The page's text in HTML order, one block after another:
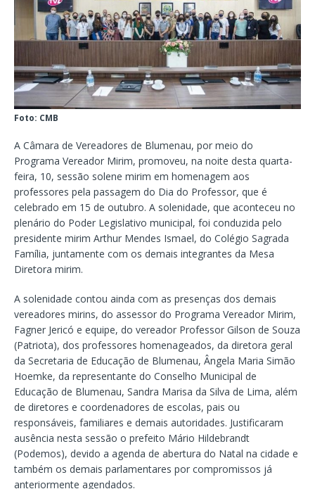
Foto: CMB
A Câmara de Vereadores de Blumenau, por meio do
Programa Vereador Mirim, promoveu, na noite desta quarta-
feira, 10, sessão solene mirim em homenagem aos
professores pela passagem do Dia do Professor, que é
celebrado em 15 de outubro. A solenidade, que aconteceu no
plenário do Poder Legislativo municipal, foi conduzida pelo
presidente mirim Arthur Mendes Ismael, do Colégio Sagrada
Família, juntamente com os demais integrantes da Mesa
Diretora mirim.
A solenidade contou ainda com as presenças dos demais
vereadores mirins, do assessor do Programa Vereador Mirim,
Fagner Jericó e equipe, do vereador Professor Gilson de Souza
(Patriota), dos professores homenageados, da diretora geral
da Secretaria de Educação de Blumenau, Ângela Maria Simão
Hoemke, da representante do Conselho Municipal de
Educação de Blumenau, Sandra Marisa da Silva de Lima, além
de diretores e coordenadores de escolas, pais ou
responsáveis, familiares e demais autoridades. Justificaram
ausência nesta sessão o prefeito Mário Hildebrandt
(Podemos), devido a agenda de abertura do Natal na cidade e
também os demais parlamentares por compromissos já
anteriormente agendados.